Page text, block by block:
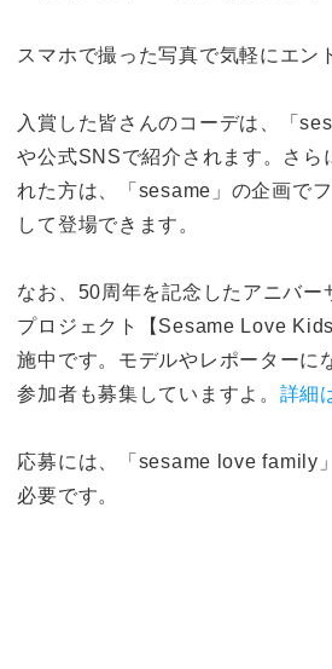
スマホで撮った写真で気軽にエン
入賞した皆さんのコーデは、「
や公式SNSで紹介されます。さら
れた方は、「sesame」の企画で
して登場できます。
なお、50周年を記念したアニバー
プロジェクト【Sesame Love
施中です。モデルやレポーターに
参加者も募集していますよ。 詳細
応募には、「sesame love family
必要です。